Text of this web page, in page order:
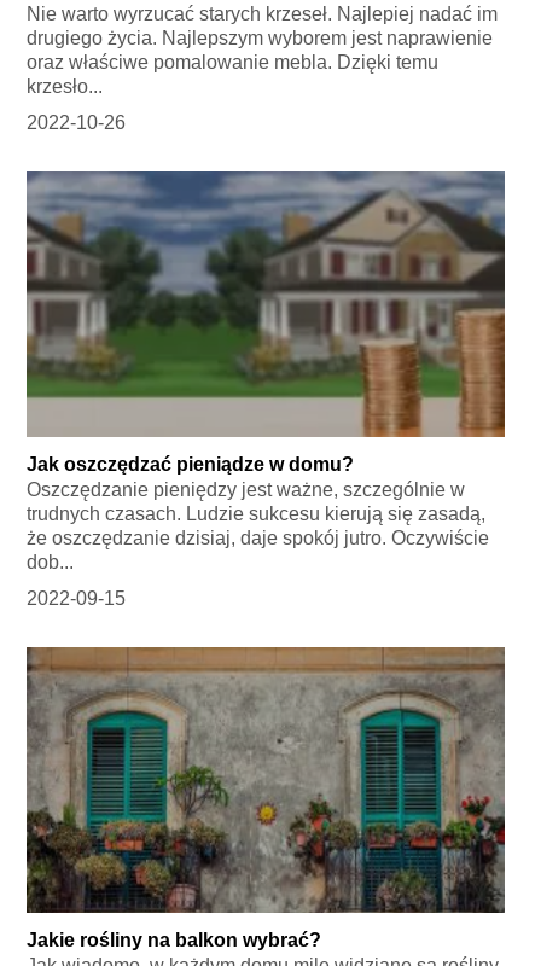
Nie warto wyrzucać starych krzeseł. Najlepiej nadać im
drugiego życia. Najlepszym wyborem jest naprawienie
oraz właściwe pomalowanie mebla. Dzięki temu
krzesło...
2022-10-26
Jak oszczędzać pieniądze w domu?
Oszczędzanie pieniędzy jest ważne, szczególnie w
trudnych czasach. Ludzie sukcesu kierują się zasadą,
że oszczędzanie dzisiaj, daje spokój jutro. Oczywiście
dob...
2022-09-15
Jakie rośliny na balkon wybrać?